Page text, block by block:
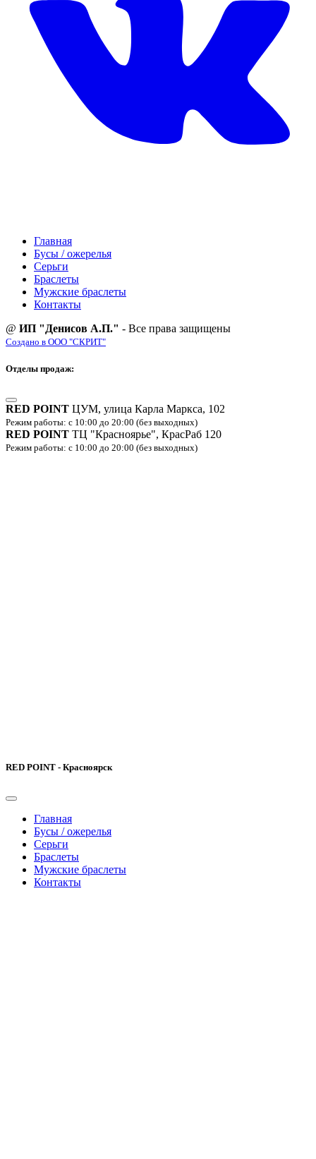
Главная
Бусы / ожерелья
Серьги
Браслеты
Мужские браслеты
Контакты
@ ИП "Денисов А.П." - Все права защищены
Создано в ООО "СКРИТ"
Отделы продаж:
RED POINT ЦУМ, улица Карла Маркса, 102
Режим работы: с 10:00 до 20:00 (без выходных)
RED POINT ТЦ "Красноярье", КрасРаб 120
Режим работы: с 10:00 до 20:00 (без выходных)
RED POINT - Красноярск
Главная
Бусы / ожерелья
Серьги
Браслеты
Мужские браслеты
Контакты